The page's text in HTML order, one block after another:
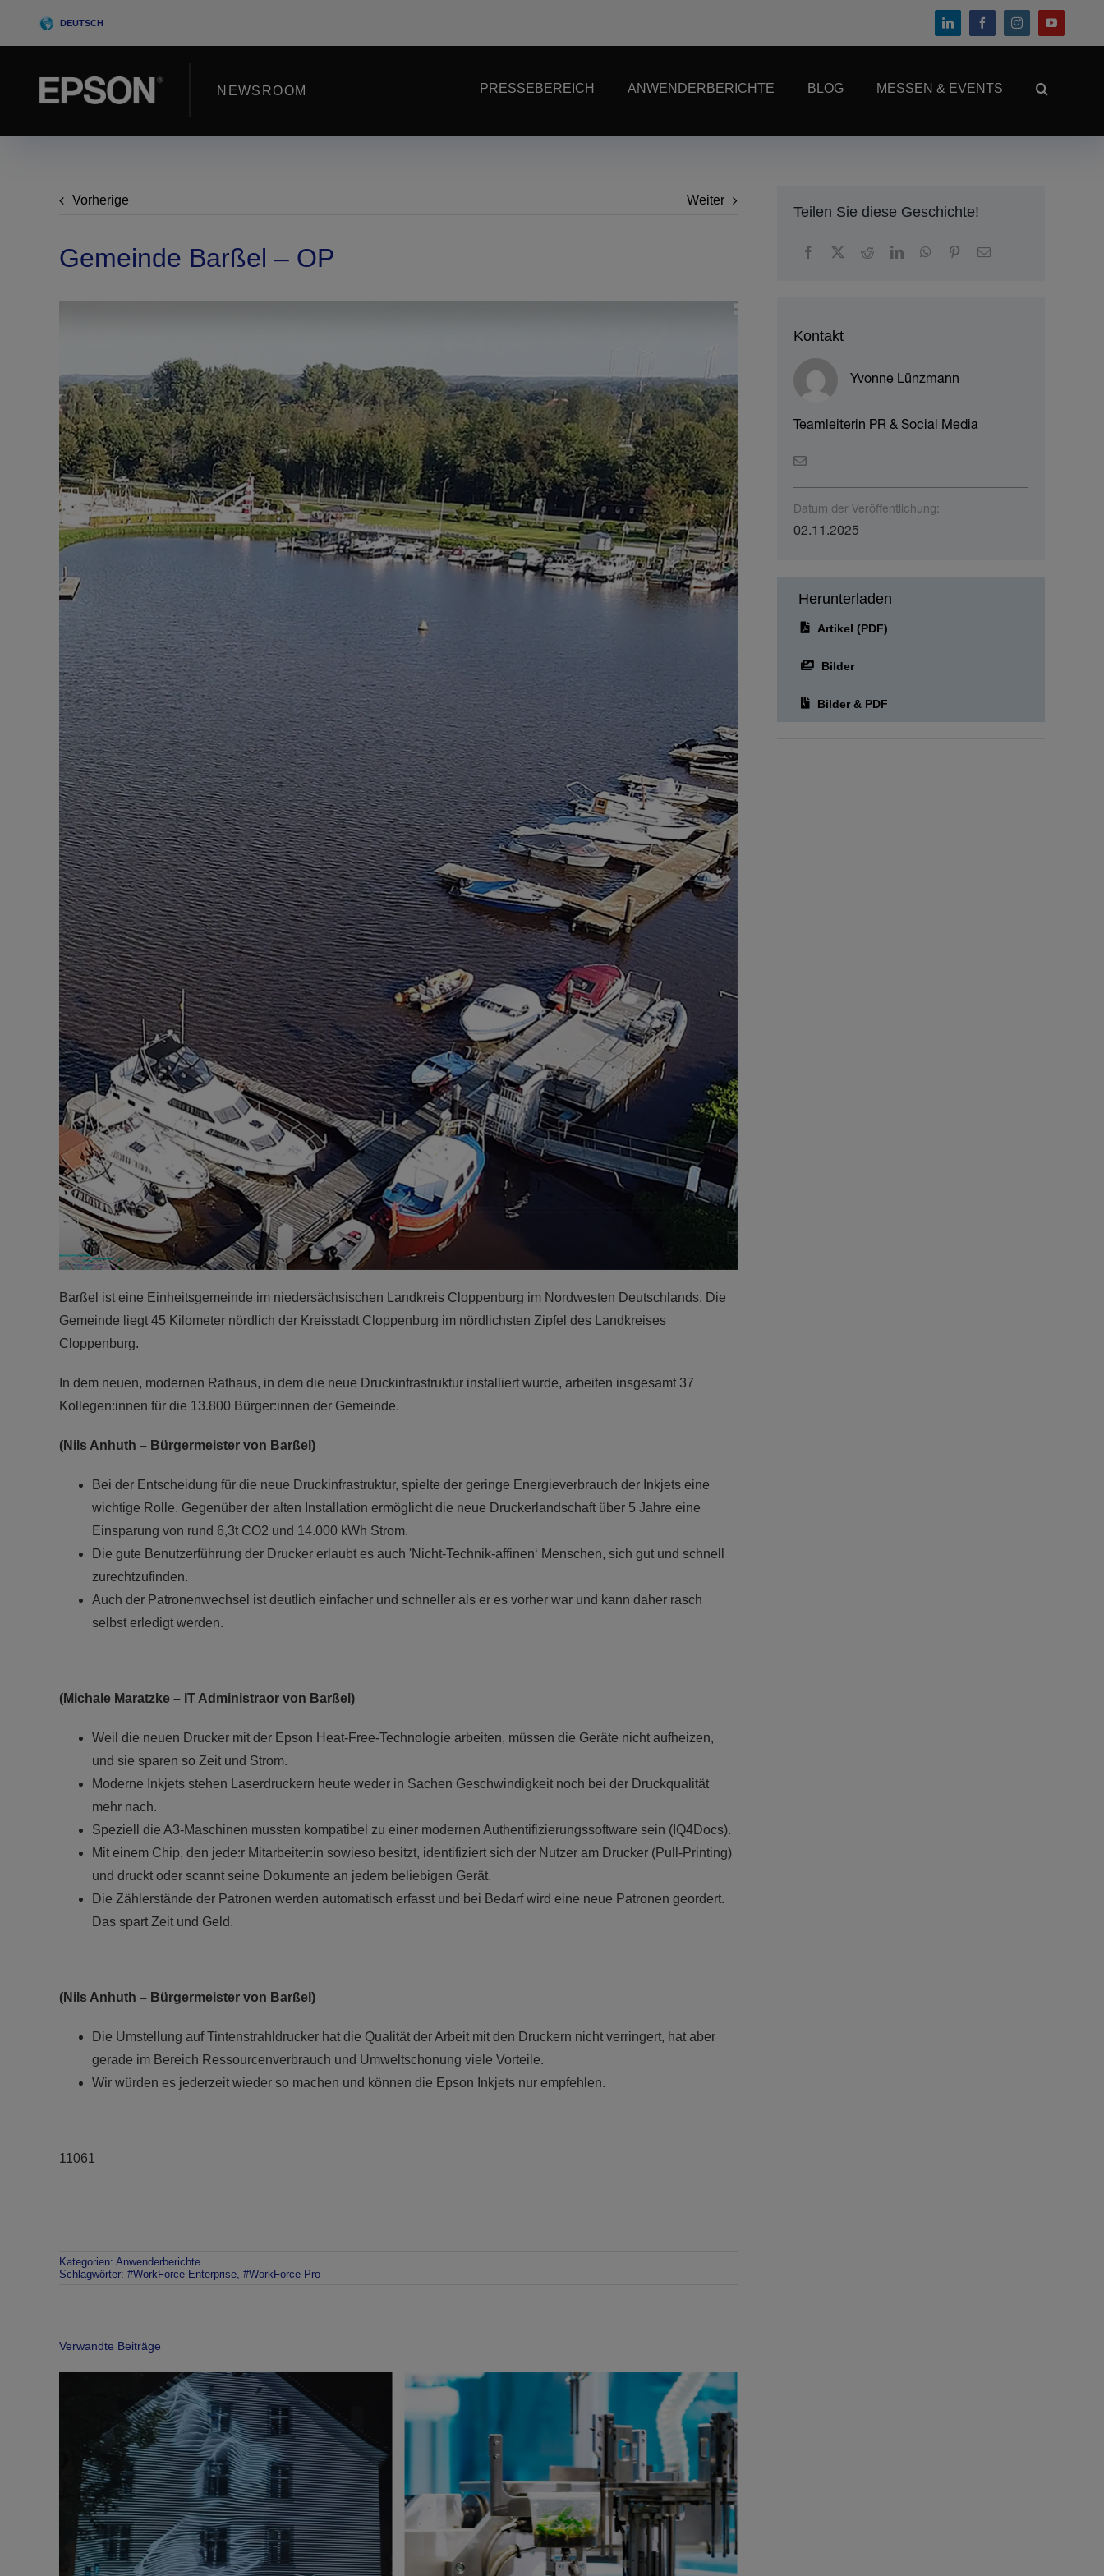
DEUTSCH
NEWSROOM PRESSEBEREICH ANWENDERBERICHTE BLOG MESSEN & EVENTS
Vorherige Weiter
Gemeinde Barßel – OP
Barßel ist eine Einheitsgemeinde im niedersächsischen Landkreis Cloppenburg im Nordwesten Deutschlands. Die
Gemeinde liegt 45 Kilometer nördlich der Kreisstadt Cloppenburg im nördlichsten Zipfel des Landkreises
Cloppenburg.
In dem neuen, modernen Rathaus, in dem die neue Druckinfrastruktur installiert wurde, arbeiten insgesamt 37
Kollegen:innen für die 13.800 Bürger:innen der Gemeinde.
(Nils Anhuth – Bürgermeister von Barßel)
Bei der Entscheidung für die neue Druckinfrastruktur, spielte der geringe Energieverbrauch der Inkjets eine
wichtige Rolle. Gegenüber der alten Installation ermöglicht die neue Druckerlandschaft über 5 Jahre eine
Einsparung von rund 6,3t CO2 und 14.000 kWh Strom.
Die gute Benutzerführung der Drucker erlaubt es auch 'Nicht-Technik-affinen‘ Menschen, sich gut und schnell
zurechtzufinden.
Auch der Patronenwechsel ist deutlich einfacher und schneller als er es vorher war und kann daher rasch
selbst erledigt werden.
(Michale Maratzke – IT Administraor von Barßel)
Weil die neuen Drucker mit der Epson Heat-Free-Technologie arbeiten, müssen die Geräte nicht aufheizen,
und sie sparen so Zeit und Strom.
Moderne Inkjets stehen Laserdruckern heute weder in Sachen Geschwindigkeit noch bei der Druckqualität
mehr nach.
Speziell die A3-Maschinen mussten kompatibel zu einer modernen Authentifizierungssoftware sein (IQ4Docs).
Mit einem Chip, den jede:r Mitarbeiter:in sowieso besitzt, identifiziert sich der Nutzer am Drucker (Pull-Printing)
und druckt oder scannt seine Dokumente an jedem beliebigen Gerät.
Die Zählerstände der Patronen werden automatisch erfasst und bei Bedarf wird eine neue Patronen geordert.
Das spart Zeit und Geld.
(Nils Anhuth – Bürgermeister von Barßel)
Die Umstellung auf Tintenstrahldrucker hat die Qualität der Arbeit mit den Druckern nicht verringert, hat aber
gerade im Bereich Ressourcenverbrauch und Umweltschonung viele Vorteile.
Wir würden es jederzeit wieder so machen und können die Epson Inkjets nur empfehlen.
11061
Kategorien: Anwenderberichte
Schlagwörter: #WorkForce Enterprise, #WorkForce Pro
Verwandte Beiträge
Teilen Sie diese Geschichte!
Kontakt
Yvonne Lünzmann
Teamleiterin PR & Social Media
Datum der Veröffentlichung:
02.11.2025
Herunterladen
Artikel (PDF)
Bilder
Bilder & PDF